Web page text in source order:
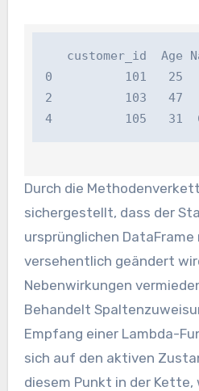
customer_id  Age
0          101   25
2          103   47
4          105   31
Durch die
sichergestellt, dass der
ursprünglichen DataFrame
versehentlich geändert
Nebenwirkungen
Behandelt
Empfang einer Lambda-
sich auf den aktiven
diesem Punkt in der Kette,